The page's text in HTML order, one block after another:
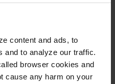
content and ads, to
and to analyze our traffic.
browser cookies and
cause any harm on your